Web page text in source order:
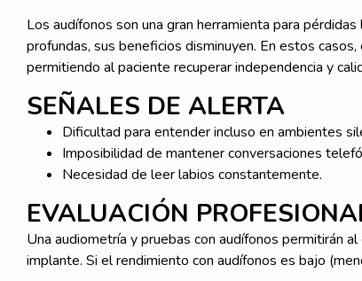
Los audífonos son una gran herramienta para
profundas, sus beneficios disminuyen. En estos
permitiendo al paciente recuperar independencia y
SEÑALES DE ALERTA
Dificultad para entender incluso en ambientes
Imposibilidad de mantener conversaciones
Necesidad de leer labios constantemente.
EVALUACIÓN
Una audiometría y pruebas con audífonos permitirán
implante. Si el rendimiento con audífonos es bajo